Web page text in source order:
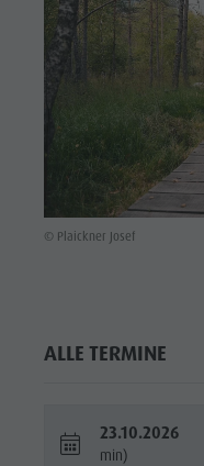
© Plaickner Josef
ALLE TERMINE
23.10.2026
min)